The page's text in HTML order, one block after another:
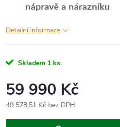
nápravě a nárazníku
Detailní informace
Skladem 1 ks
59 990 Kč
49 578,51 Kč bez DPH